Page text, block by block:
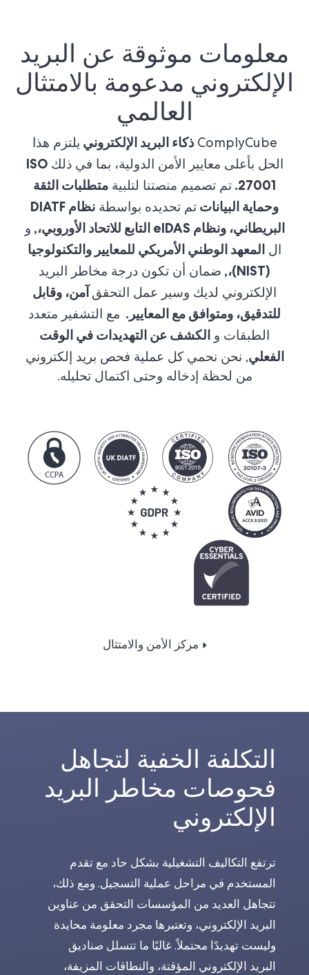
معلومات موثوقة عن البريد
الإلكتروني مدعومة بالامتثال
العالمي
ComplyCube ذكاء البريد الإلكتروني يلتزم هذا
الحل بأعلى معايير الأمن الدولية، بما في ذلك ISO
27001. تم تصميم منصتنا لتلبية متطلبات الثقة
وحماية البيانات تم تحديده بواسطة
نظام DIATF
البريطاني، ونظام eIDAS التابع للاتحاد الأوروبي،,
و
ال المعهد الوطني الأمريكي للمعايير والتكنولوجيا
(NIST)،,
ضمان أن تكون درجة مخاطر البريد
الإلكتروني لديك وسير عمل التحقق آمن، وقابل
للتدقيق، ومتوافق مع المعايير. مع التشفير متعدد
الطبقات و الكشف عن التهديدات في الوقت
الفعلي, نحن نحمي كل عملية فحص بريد إلكتروني
من لحظة إدخاله وحتى اكتمال تحليله.
مركز الأمن والامتثال
التكلفة الخفية لتجاهل
فحوصات مخاطر البريد
الإلكتروني
ترتفع التكاليف التشغيلية بشكل حاد مع تقدم
المستخدم في مراحل عملية التسجيل. ومع ذلك،
تتجاهل العديد من المؤسسات التحقق من عناوين
البريد الإلكتروني، وتعتبرها مجرد معلومة محايدة
وليست تهديدًا محتملاً. غالبًا ما تتسلل صناديق
البريد الإلكتروني المؤقتة، والنطاقات المزيفة،